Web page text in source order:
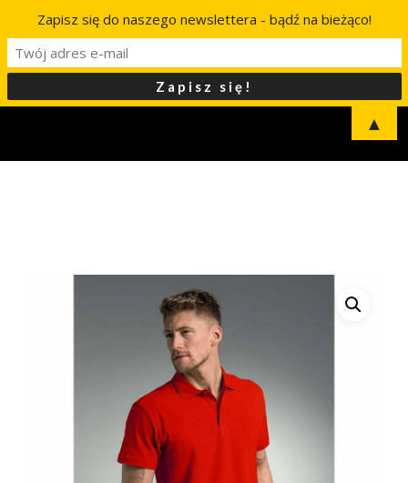
Zapisz się do naszego newslettera - bądź na bieżąco!
▲